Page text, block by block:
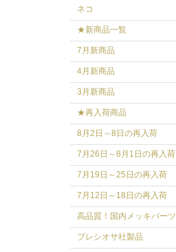
ネコ
★新商品一覧
7月新商品
4月新商品
3月新商品
★再入荷商品
8月2日～8日の再入荷
7月26日～8月1日の再入荷
7月19日～25日の再入荷
7月12日～18日の再入荷
高品質！国内メッキパーツ
プレシオサ社製品